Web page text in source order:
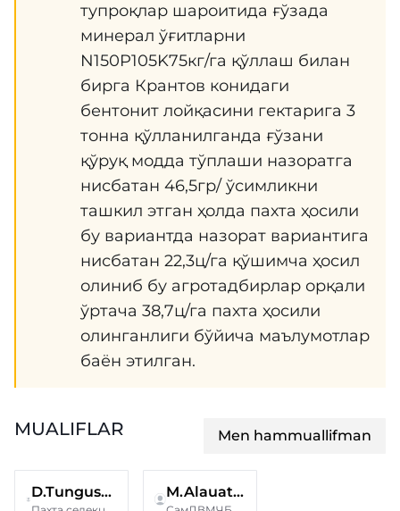
тупроқлар шароитида ғўзада
минерал ўғитларни
N150P105K75кг/га қўллаш билан
бирга Крантов конидаги
бентонит лойқасини гектарига 3
тонна қўлланилганда ғўзани
қўруқ модда тўплаши назоратга
нисбатан 46,5гр/ ўсимликни
ташкил этган ҳолда пахта ҳосили
бу вариантда назорат вариантига
нисбатан 22,3ц/га қўшимча ҳосил
олиниб бу агротадбирлар орқали
ўртача 38,7ц/га пахта ҳосили
олинганлиги бўйича маълумотлар
баён этилган.
MUALIFLAR Men hammuallifman
D.Tungushova M.Alauatdinova